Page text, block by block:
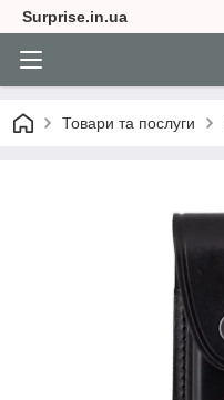
Surprise.in.ua
Товари та послуги